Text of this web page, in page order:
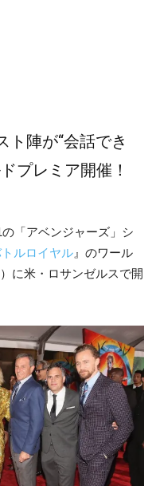
ト陣が“会話でき
プレミア開催！
「アベンジャーズ」シ
ルロイヤル 』のワール
に米・ロサンゼルスで開